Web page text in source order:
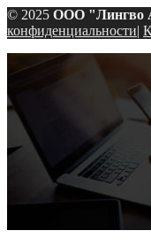
© 2025 ООО "Лингво
конфиденциальности|